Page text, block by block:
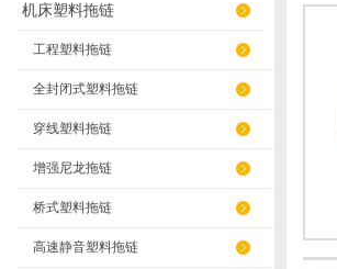
机床塑料拖链
工程塑料拖链
全封闭式塑料拖链
穿线塑料拖链
增强尼龙拖链
桥式塑料拖链
高速静音塑料拖链